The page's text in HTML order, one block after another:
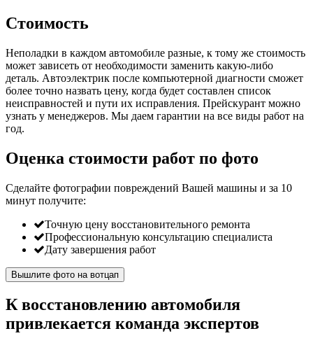
Стоимость
Неполадки в каждом автомобиле разные, к тому же стоимость
может зависеть от необходимости заменить какую-либо
деталь. Автоэлектрик после компьютерной диагности сможет
более точно назвать цену, когда будет составлен список
неисправностей и пути их исправления. Прейскурант можно
узнать у менеджеров. Мы даем гарантии на все виды работ на
год.
Оценка стоимости работ по фото
Сделайте фотографии повреждений Вашей машины и за 10
минут получите:
Точную цену восстановительного ремонта
Профессиональную консультацию специалиста
Дату завершения работ
Вышлите фото на вотцап
К восстановлению автомобиля
привлекается команда экспертов